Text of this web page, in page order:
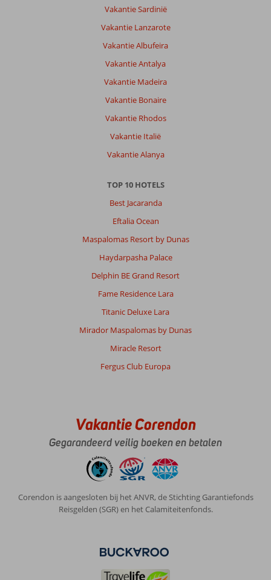
Vakantie Sardinië
Vakantie Lanzarote
Vakantie Albufeira
Vakantie Antalya
Vakantie Madeira
Vakantie Bonaire
Vakantie Rhodos
Vakantie Italië
Vakantie Alanya
TOP 10 HOTELS
Best Jacaranda
Eftalia Ocean
Maspalomas Resort by Dunas
Haydarpasha Palace
Delphin BE Grand Resort
Fame Residence Lara
Titanic Deluxe Lara
Mirador Maspalomas by Dunas
Miracle Resort
Fergus Club Europa
Vakantie Corendon
Gegarandeerd veilig boeken en betalen
Corendon is aangesloten bij het ANVR, de Stichting Garantiefonds
Reisgelden (SGR) en het Calamiteitenfonds.